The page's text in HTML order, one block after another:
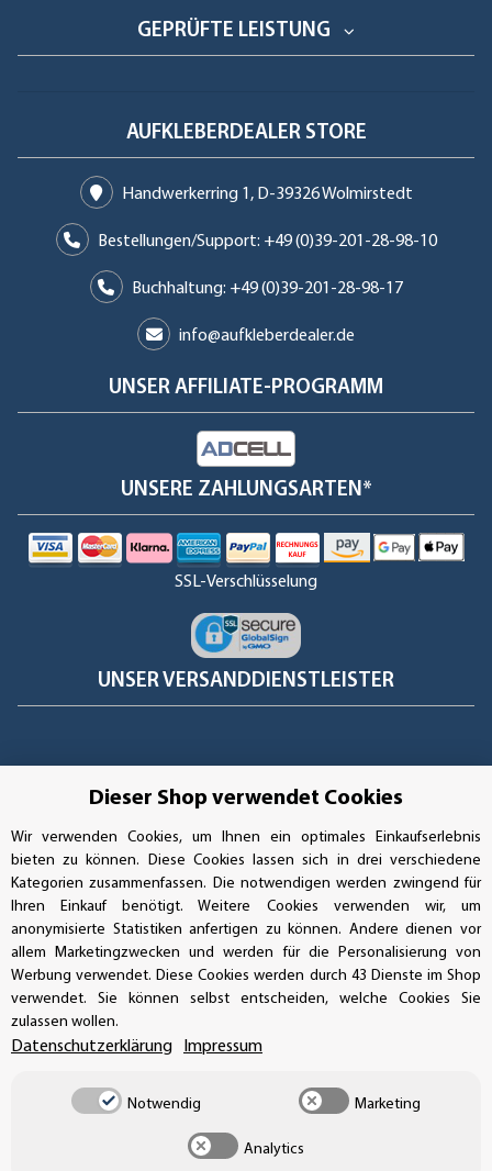
GEPRÜFTE LEISTUNG
AUFKLEBERDEALER STORE
Handwerkerring 1, D-39326 Wolmirstedt
Bestellungen/Support: +49 (0)39-201-28-98-10
Buchhaltung: +49 (0)39-201-28-98-17
info@aufkleberdealer.de
UNSER AFFILIATE-PROGRAMM
UNSERE ZAHLUNGSARTEN*
SSL-Verschlüsselung
UNSER VERSANDDIENSTLEISTER
Vertrag widerrufen
* Alle Preise inkl. gesetzlicher USt., zzgl.
Dieser Shop verwendet Cookies
Wir verwenden Cookies, um Ihnen ein optimales Einkaufserlebnis
bieten zu können. Diese Cookies lassen sich in drei verschiedene
Kategorien zusammenfassen. Die notwendigen werden zwingend für
Ihren Einkauf benötigt. Weitere Cookies verwenden wir, um
anonymisierte Statistiken anfertigen zu können. Andere dienen vor
allem Marketingzwecken und werden für die Personalisierung von
Werbung verwendet. Diese Cookies werden durch 43 Dienste im Shop
verwendet. Sie können selbst entscheiden, welche Cookies Sie
zulassen wollen.
Datenschutzerklärung Impressum
Notwendig Marketing
Analytics